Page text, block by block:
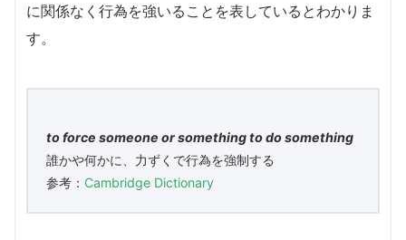
に関係なく行為を強いることを表しているとわかりま
す。
to force someone or something to do something
誰かや何かに、力ずくで行為を強制する
参考： Cambridge Dictionary